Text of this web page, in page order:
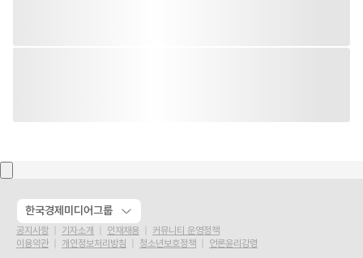
한국경제미디어그룹
공지사항 기자소개 인재채용
커뮤니티 운영정책
이용약관
개인정보처리방침 청소년보호정책 언론윤리강령